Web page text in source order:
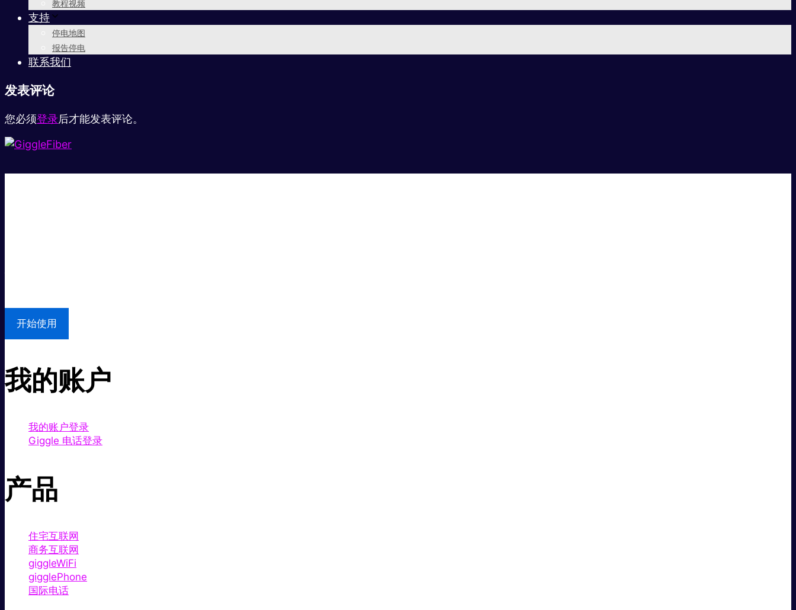
教程视频
支持
停电地图
报告停电
联系我们
发表评论
您必须登录后才能发表评论。
开始使用
我的账户
我的账户登录
Giggle 电话登录
产品
住宅互联网
商务互联网
giggleWiFi
gigglePhone
国际电话